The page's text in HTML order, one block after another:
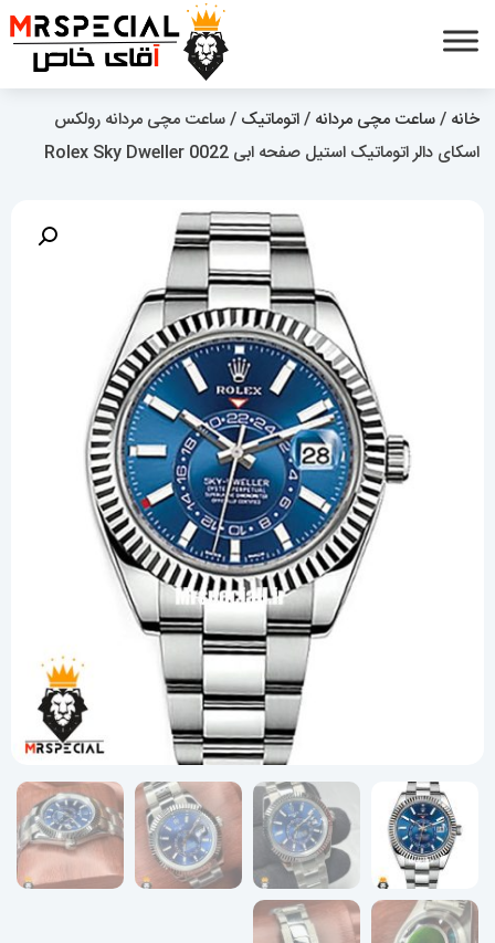
خانه /ساعت مچی مردانه /اتوماتیک / ساعت مچی مردانه رولکس
اسکای دالر اتوماتیک استیل صفحه ابی 0022 Rolex Sky Dweller